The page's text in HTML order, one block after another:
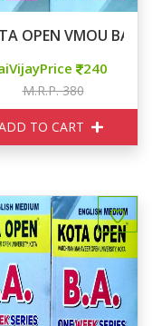
SOCIOLOGY
OPEN VMOU BA
240
M.R.P. 380
TO CART